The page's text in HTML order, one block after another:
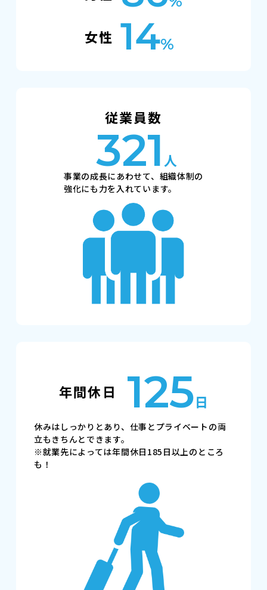
女性 14%
従業員数
321 人
事業の成長にあわせて、組織体制の
強化にも力を入れています。
年間休日 125 日
休みはしっかりとあり、仕事とプライベート の両
立もきちんとできます。
※就業先によっては年間休日185日以上のところ
も！